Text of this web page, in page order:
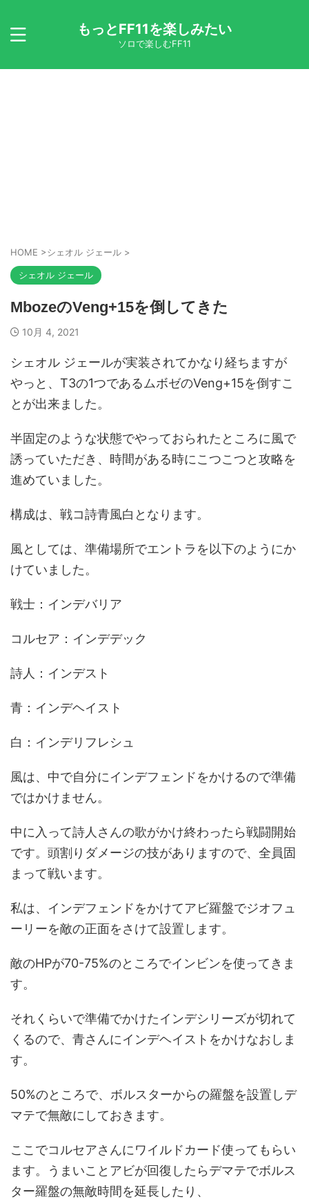
もっとFF11を楽しみたい
ソロで楽しむFF11
HOME >シェオル ジェール >
シェオル ジェール
MbozeのVeng+15を倒してきた
10月 4, 2021
シェオル ジェールが実装されてかなり経ちますが
やっと、T3の1つであるムボゼのVeng+15を倒すこ
とが出来ました。
半固定のような状態でやっておられたところに風で
誘っていただき、時間がある時にこつこつと攻略を
進めていました。
構成は、戦コ詩青風白となります。
風としては、準備場所でエントラを以下のようにか
けていました。
戦士：インデバリア
コルセア：インデデック
詩人：インデスト
青：インデヘイスト
白：インデリフレシュ
風は、中で自分にインデフェンドをかけるので準備
ではかけません。
中に入って詩人さんの歌がかけ終わったら戦闘開始
です。頭割りダメージの技がありますので、全員固
まって戦います。
私は、インデフェンドをかけてアビ羅盤でジオフュ
ーリーを敵の正面をさけて設置します。
敵のHPが70-75%のところでインビンを使ってきま
す。
それくらいで準備でかけたインデシリーズが切れて
くるので、青さんにインデヘイストをかけなおしま
す。
50%のところで、ボルスターからの羅盤を設置しデ
マテで無敵にしておきます。
ここでコルセアさんにワイルドカード使ってもらい
ます。うまいことアビが回復したらデマテでボルス
ター羅盤の無敵時間を延長したり、